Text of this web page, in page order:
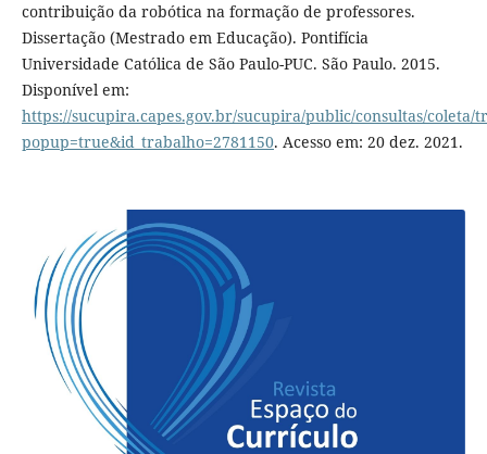
contribuição da robótica na formação de professores.
Dissertação (Mestrado em Educação). Pontifícia
Universidade Católica de São Paulo-PUC. São Paulo. 2015.
Disponível em:
https://sucupira.capes.gov.br/sucupira/public/consultas/coleta/
popup=true&id_trabalho=2781150. Acesso em: 20 dez. 2021.